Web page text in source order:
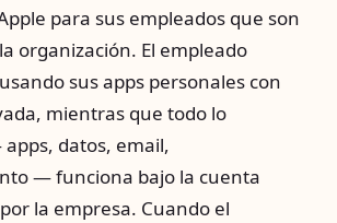
para sus empleados que son
organización. El empleado
sus apps personales con
mientras que todo lo
datos, email,
— funciona bajo la cuenta
la empresa. Cuando el